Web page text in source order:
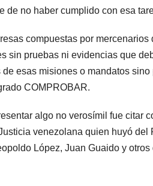
de no haber cumplido con esa
compuestas por mercenarios
sin pruebas ni evidencias que
esas misiones o mandatos sino
COMPROBAR.
algo no verosímil fue citar
venezolana quien huyó del
López, Juan Guaido y otros